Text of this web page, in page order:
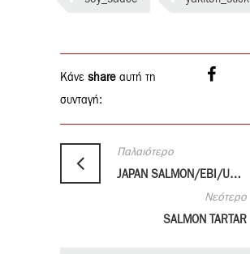
Κάνε share αυτή τη
συνταγή:
Παλαιότερο
JAPAN SALMON/EBI/UNAGI NIGIRI
Νεότερο
SALMON TARTAR